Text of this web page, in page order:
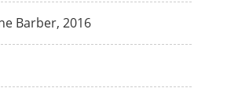
Barber, 2016